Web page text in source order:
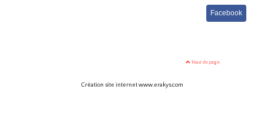
Facebook
Haut de page
Création site internet www.erakys.com